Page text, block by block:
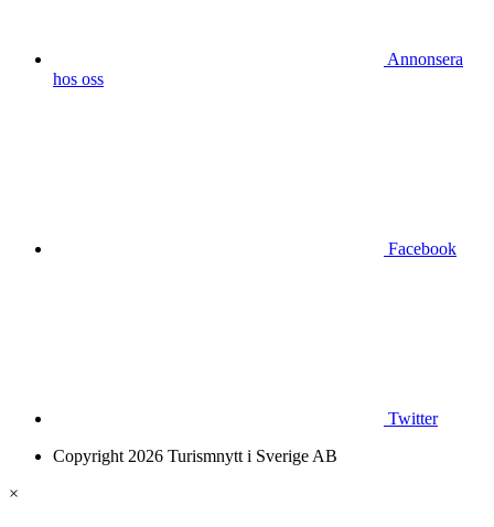
Annonsera
hos oss
Facebook
Twitter
Copyright 2026 Turismnytt i Sverige AB
×